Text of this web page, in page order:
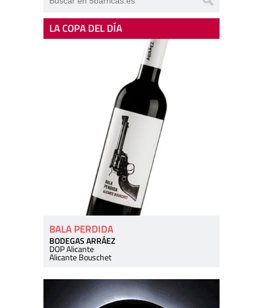
LA COPA DEL DÍA
BALA PERDIDA
BODEGAS ARRÁEZ
DOP Alicante
Alicante Bouschet